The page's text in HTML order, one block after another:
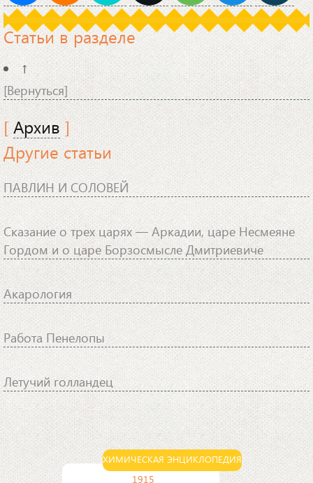
Статьи в разделе
↑
[Вернуться]
[ Архив]
Другие статьи
ПАВЛИН И СОЛОВЕЙ
Сказание о трех царях — Аркадии, царе Несмеяне
Гордом и о царе Борзосмысле Дмитриевиче
Акарология
Работа Пенелопы
Летучий голландец
ХИМИЧЕСКАЯ ЭНЦИКЛОПЕДИЯ
1915